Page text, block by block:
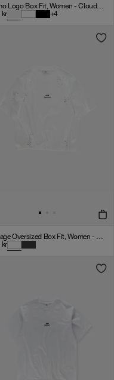
Camo Logo Box Fit, Women - Cloudy Grey
kr +4
Vintage Oversized Box Fit, Women - White
kr